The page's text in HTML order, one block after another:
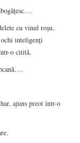
cu vinul roşu,
inteligenţi
o citită.
ajuns preot într-o